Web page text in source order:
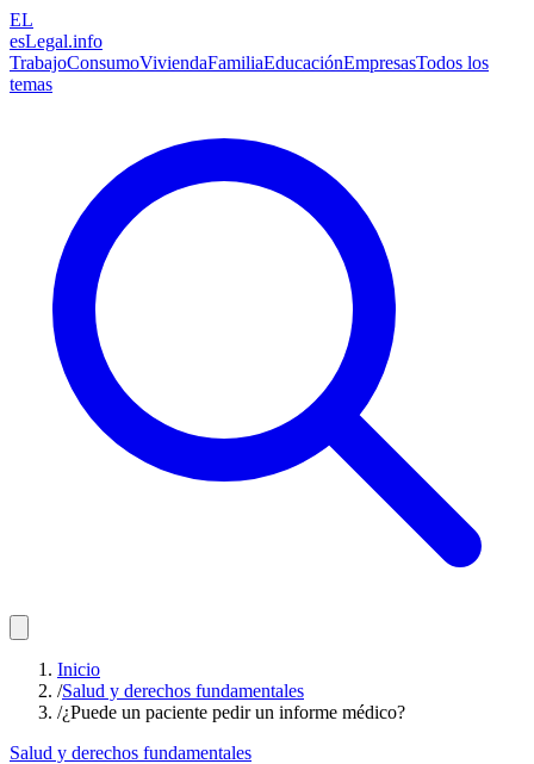
EL
esLegal.info
TrabajoConsumoViviendaFamiliaEducaciónEmpresasTodos los
temas
Inicio
/Salud y derechos fundamentales
/¿Puede un paciente pedir un informe médico?
Salud y derechos fundamentales